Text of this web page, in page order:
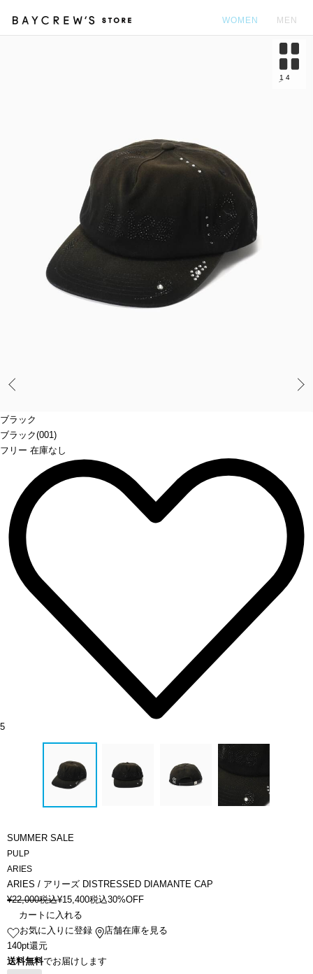
WOMEN MEN
ブラック
ブラック(001)
フリー 在庫なし
1 4
5
SUMMER SALE
PULP
ARIES
ARIES / アリーズ DISTRESSED DIAMANTE CAP
¥22,000税込¥15,400税込30%OFF
カートに入れる
お気に入りに登録
店舗在庫を見る
140pt還元
送料無料でお届けします